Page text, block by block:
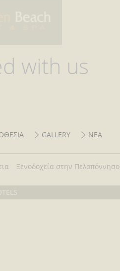
with us
GALLERY ΝΕΑ
Ξενοδοχεία στην Πελοπόννησο